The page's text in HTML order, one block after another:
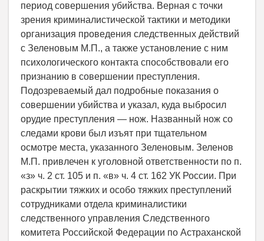
период совершения убийства. Верная с точки
зрения криминалистической тактики и методики
организация проведения следственных действий
с Зеленовым М.П., а также установление с ним
психологического контакта способствовали его
признанию в совершении преступления.
Подозреваемый дал подробные показания о
совершении убийства и указал, куда выбросил
орудие преступления — нож. Названный нож со
следами крови был изъят при тщательном
осмотре места, указанного Зеленовым. Зеленов
М.П. привлечен к уголовной ответственности по п.
«з» ч. 2 ст. 105 и п. «в» ч. 4 ст. 162 УК России. При
раскрытии тяжких и особо тяжких преступлений
сотрудниками отдела криминалистики
следственного управления Следственного
комитета Российской Федерации по Астраханской